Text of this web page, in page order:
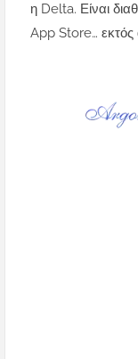
η Delta. Είναι
App Store…